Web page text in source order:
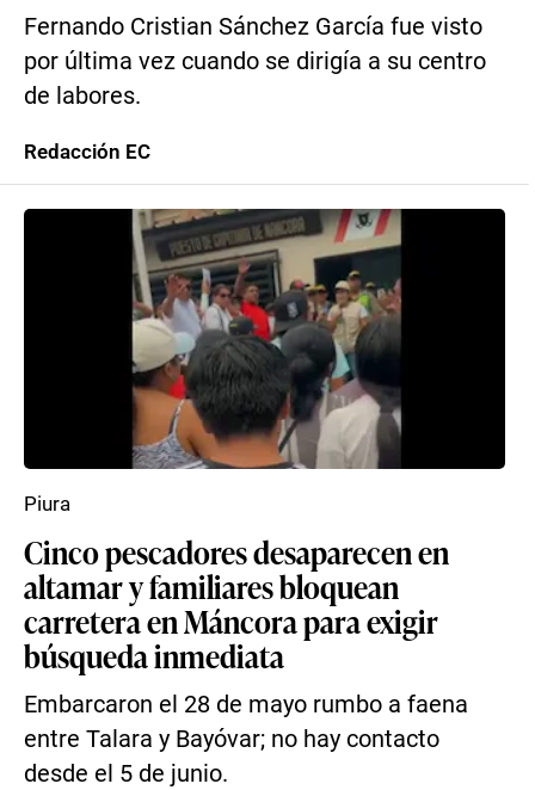
Fernando Cristian Sánchez García fue visto
por última vez cuando se dirigía a su centro
de labores.
Redacción EC
Cinco pescadores desaparecen en
altamar y familiares bloquean
carretera en Máncora para exigir
búsqueda inmediata
Embarcaron el 28 de mayo rumbo a faena
entre Talara y Bayóvar; no hay contacto
desde el 5 de junio.
Piura